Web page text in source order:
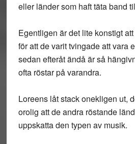
eller länder som haft täta band
Egentligen är det lite konstigt
för att de varit tvingade att vara
sedan efteråt ändå är så
ofta röstar på varandra.
Loreens låt stack onekligen ut,
orolig att de andra röstande
uppskatta den typen av musik.